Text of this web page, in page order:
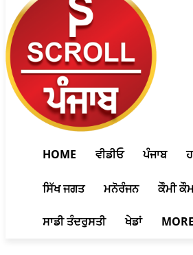
HOME ਵੀਡੀਓ ਪੰਜਾਬ
ਸਿੱਖ ਜਗਤ ਮਨੋਰੰਜਨ ਕੌਮੀ
ਸਾਡੀ ਤੰਦਰੁਸਤੀ ਖੇਡਾਂ MORE